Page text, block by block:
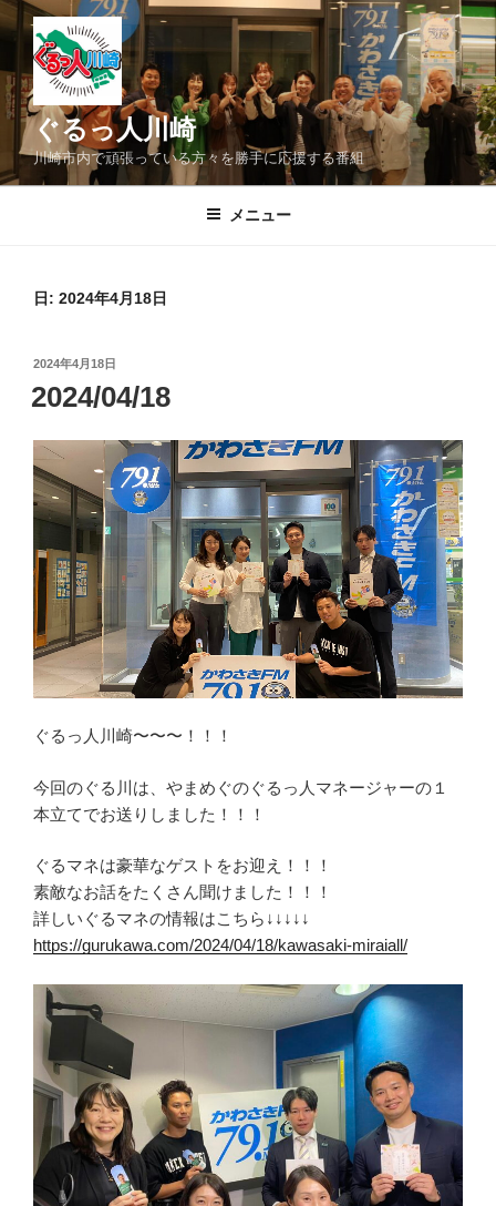
コ
ン
ツ
ス
ぐるっ人川崎
川崎市内で頑張っている方々を勝手に応援する番組
メニュー
日: 2024年4月18日
投
日:
2024年4月18日
2024/04/18
ぐるっ人川崎〜〜〜！！！
今回のぐる川は、やまめぐのぐるっ人マネージャーの１
本立てでお送りしました！！！
ぐるマネは豪華なゲストをお迎え！！！
素敵なお話をたくさん聞けました！！！
詳しいぐるマネの情報はこちら↓↓↓↓↓
https://gurukawa.com/2024/04/18/kawasaki-miraiall/